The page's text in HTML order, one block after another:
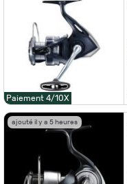
Paiement 4/10X
ajouté il y a 5 heures